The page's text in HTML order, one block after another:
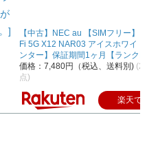
【中古】NEC au 【SIMフリー】
Fi 5G X12 NAR03 アイスホワイ
ンター】保証期間1ヶ月【ランクB
価格：7,480円（税込、送料別)
点)
楽天で